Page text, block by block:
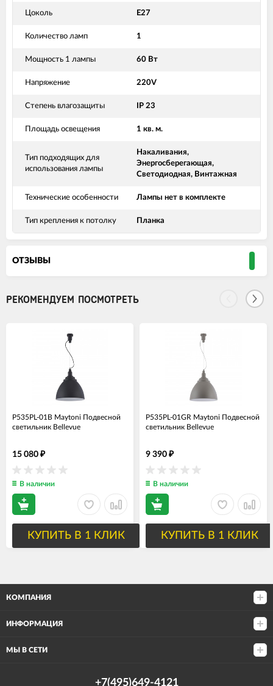
Цоколь E27
Количество ламп 1
Мощность 1 лампы 60 Вт
Напряжение 220V
Степень влагозащиты IP 23
Площадь освещения 1 кв. м.
Тип подходящих для
использования лампы
Накаливания,
Энергосберегающая,
Светодиодная, Винтажная
Технические особенности Лампы нет в комплекте
Тип крепления к потолку Планка
ОТЗЫВЫ
РЕКОМЕНДУЕМ ПОСМОТРЕТЬ
P535PL-01B Maytoni Подвесной
светильник Bellevue
15 080 ₽
В наличии
КУПИТЬ В 1 КЛИК
P535PL-01GR Maytoni Подвесной
светильник Bellevue
9 390 ₽
В наличии
КУПИТЬ В 1 КЛИК
КОМПАНИЯ
ИНФОРМАЦИЯ
МЫ В СЕТИ
+7(495)649-4121